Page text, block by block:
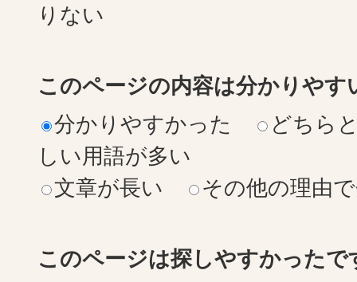
りない
このページの内容は分かりやす
分かりやすかった
どちら
しい用語が多い
文章が長い
その他の理由
このページは探しやすかったで